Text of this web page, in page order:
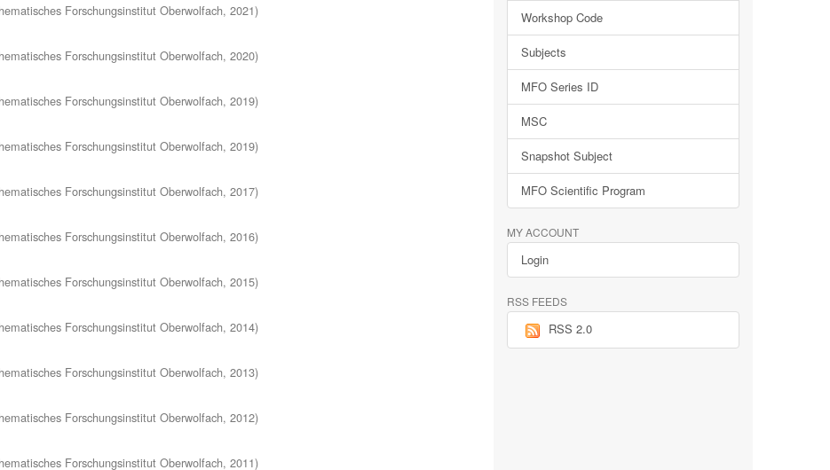
Forschungsinstitut Oberwolfach, 2021)
Forschungsinstitut Oberwolfach, 2020)
Forschungsinstitut Oberwolfach, 2019)
Forschungsinstitut Oberwolfach, 2019)
Forschungsinstitut Oberwolfach, 2017)
Forschungsinstitut Oberwolfach, 2016)
Forschungsinstitut Oberwolfach, 2015)
Forschungsinstitut Oberwolfach, 2014)
Forschungsinstitut Oberwolfach, 2013)
Forschungsinstitut Oberwolfach, 2012)
Forschungsinstitut Oberwolfach, 2011)
Workshop Code
Subjects
MFO Series ID
MSC
Snapshot Subject
MFO Scientific Program
MY ACCOUNT
Login
RSS FEEDS
RSS 2.0